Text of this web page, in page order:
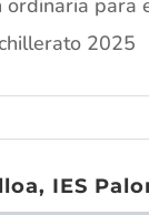
ordinaria para
2025
IES